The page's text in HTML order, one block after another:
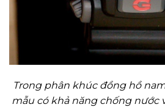
Trong phân khúc đồng hồ
mẫu có khả năng chống nước